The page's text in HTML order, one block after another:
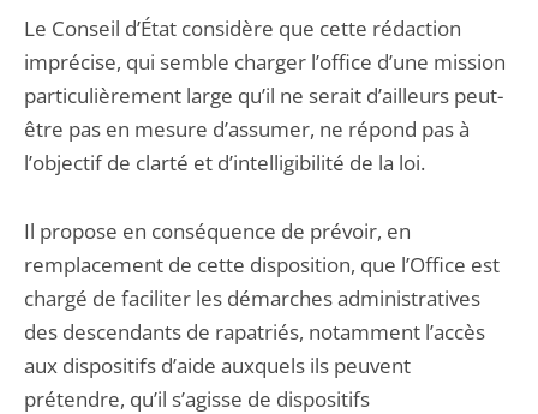
Le Conseil d’État considère que cette rédaction
imprécise, qui semble charger l’office d’une mission
particulièrement large qu’il ne serait d’ailleurs peut-
être pas en mesure d’assumer, ne répond pas à
l’objectif de clarté et d’intelligibilité de la loi.
Il propose en conséquence de prévoir, en
remplacement de cette disposition, que l’Office est
chargé de faciliter les démarches administratives
des descendants de rapatriés, notamment l’accès
aux dispositifs d’aide auxquels ils peuvent
prétendre, qu’il s’agisse de dispositifs